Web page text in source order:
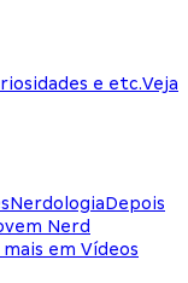
e etc.Veja
NerdologiaDepois
Nerd
mais em Vídeos